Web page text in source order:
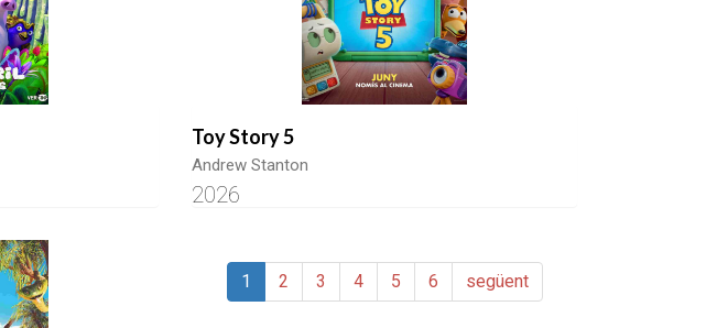
Toy Story 5
Andrew Stanton
2026
1 2 3 4 5 6 següent